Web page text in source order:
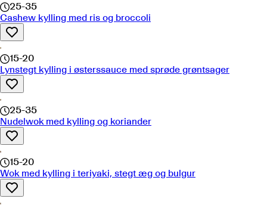
25-35
Cashew kylling med ris og broccoli
15-20
Lynstegt kylling i østerssauce med sprøde grøntsager
25-35
Nudelwok med kylling og koriander
15-20
Wok med kylling i teriyaki, stegt æg og bulgur